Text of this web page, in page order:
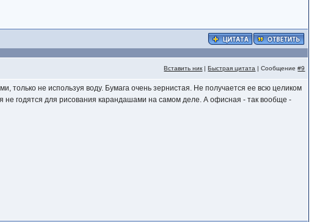
Вставить ник |Быстрая цитата | Сообщение#9
только не используя воду. Бумага очень зернистая. Не получается ее всю целиком
не годятся для рисования карандашами на самом деле. А офисная - так вообще -